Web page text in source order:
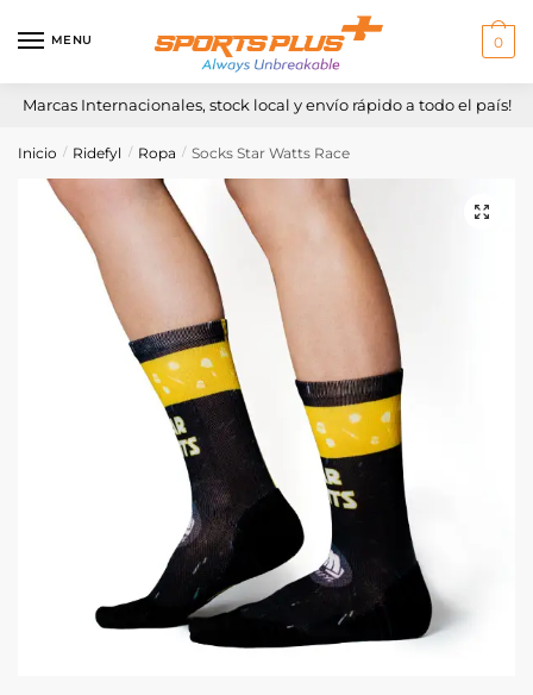
MENU 0
Marcas Internacionales, stock local y envío rápido a todo el país!
Inicio / Ridefyl / Ropa / Socks Star Watts Race